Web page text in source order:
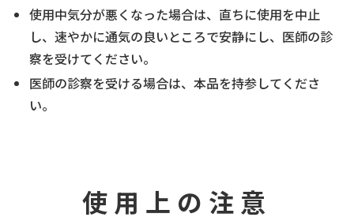
使用中気分が悪くなった場合は、直ちに使用を中止
し、速やかに通気の良いところで安静にし、医師の診
察を受けてください。
医師の診察を受ける場合は、本品を持参してくださ
い。
使用上の注意